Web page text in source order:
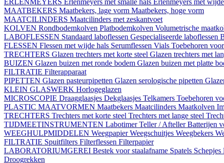
MAATBEKERS Maatbekers, lage vorm Maatbekers, hoge vorm
MAATCILINDERS Maatcilinders met zeskantvoet
KOLVEN Rondbodemkolven Platbodemkolven Volumetrische
LABOFLESSEN Standaard laboflessen Gespecialiseerde laboflessen
FLESSEN Flessen met wijde hals Serumflessen Vials Toebehoren
TRECHTERS Glazen trechters met korte steel Glazen trechters met
BUIZEN Glazen buizen met ronde bodem Glazen buizen met platte
FILTRATIE Filterapparaat
PIPETTEN Glazen pasteurpipetten Glazen serologische pipetten
KLEIN GLASWERK Horlogeglazen
MICROSCOPIE Draagglaasjes Dekglaasjes Telkamers Toebehoren
PLASTIC MAATVORMEN Maatbekers Maatcilinders Maatkolven
TRECHTERS Trechters met korte steel Trechters met lange steel
TIJDMEETINSTRUMENTEN LabotimerTeller / AftellerBatterijen
WEEGHULPMIDDELEN WeegpapierWeegschuitjes Weegbekers
FILTRATIE Spuitfilters Filterflessen Filterpapier
LABORATORIUMGEREI Bestek voor staalafname Spatels Schepjes
Droogrekken